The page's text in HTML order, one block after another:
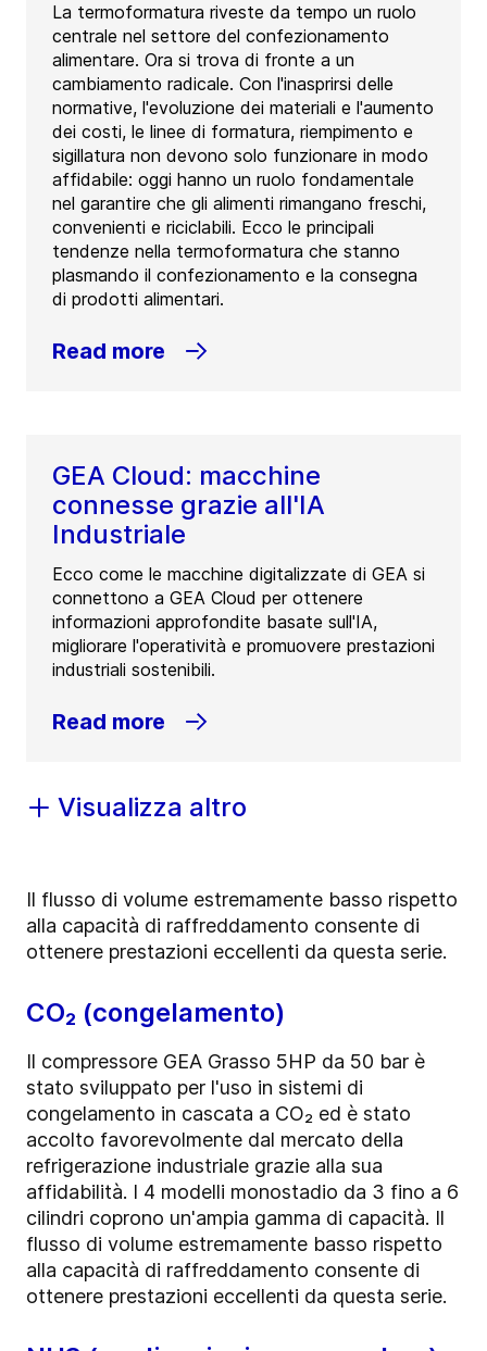
La termoformatura riveste da tempo un ruolo
centrale nel settore del confezionamento
alimentare. Ora si trova di fronte a un
cambiamento radicale. Con l'inasprirsi delle
normative, l'evoluzione dei materiali e l'aumento
dei costi, le linee di formatura, riempimento e
sigillatura non devono solo funzionare in modo
affidabile: oggi hanno un ruolo fondamentale
nel garantire che gli alimenti rimangano freschi,
convenienti e riciclabili. Ecco le principali
tendenze nella termoformatura che stanno
plasmando il confezionamento e la consegna
di prodotti alimentari.
Read more
GEA Cloud: macchine
connesse grazie all'IA
Industriale
Ecco come le macchine digitalizzate di GEA si
connettono a GEA Cloud per ottenere
informazioni approfondite basate sull'IA,
migliorare l'operatività e promuovere prestazioni
industriali sostenibili.
Read more
Visualizza altro
Il flusso di volume estremamente basso rispetto
alla capacità di raffreddamento consente di
ottenere prestazioni eccellenti da questa serie.
CO₂ (congelamento)
Il compressore GEA Grasso 5HP da 50 bar è
stato sviluppato per l'uso in sistemi di
congelamento in cascata a CO₂ ed è stato
accolto favorevolmente dal mercato della
refrigerazione industriale grazie alla sua
affidabilità. I 4 modelli monostadio da 3 fino a 6
cilindri coprono un'ampia gamma di capacità. Il
flusso di volume estremamente basso rispetto
alla capacità di raffreddamento consente di
ottenere prestazioni eccellenti da questa serie.